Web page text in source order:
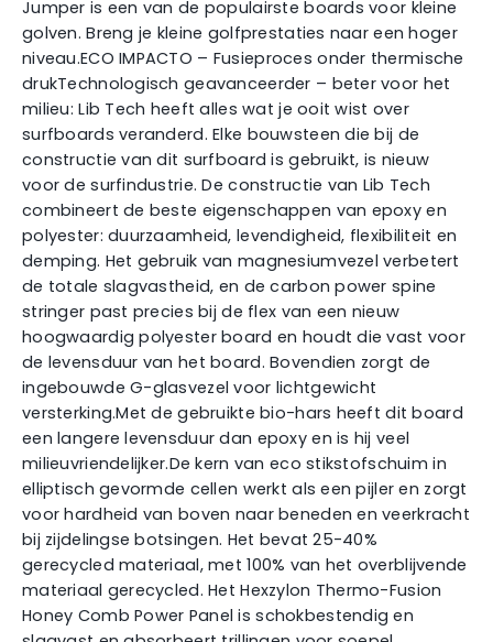
Jumper is een van de populairste boards voor kleine
golven. Breng je kleine golfprestaties naar een hoger
niveau.ECO IMPACTO – Fusieproces onder thermische
drukTechnologisch geavanceerder – beter voor het
milieu: Lib Tech heeft alles wat je ooit wist over
surfboards veranderd. Elke bouwsteen die bij de
constructie van dit surfboard is gebruikt, is nieuw
voor de surfindustrie. De constructie van Lib Tech
combineert de beste eigenschappen van epoxy en
polyester: duurzaamheid, levendigheid, flexibiliteit en
demping. Het gebruik van magnesiumvezel verbetert
de totale slagvastheid, en de carbon power spine
stringer past precies bij de flex van een nieuw
hoogwaardig polyester board en houdt die vast voor
de levensduur van het board. Bovendien zorgt de
ingebouwde G-glasvezel voor lichtgewicht
versterking.Met de gebruikte bio-hars heeft dit board
een langere levensduur dan epoxy en is hij veel
milieuvriendelijker.De kern van eco stikstofschuim in
elliptisch gevormde cellen werkt als een pijler en zorgt
voor hardheid van boven naar beneden en veerkracht
bij zijdelingse botsingen. Het bevat 25-40%
gerecycled materiaal, met 100% van het overblijvende
materiaal gerecycled. Het Hexzylon Thermo-Fusion
Honey Comb Power Panel is schokbestendig en